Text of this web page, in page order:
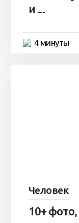
и ...
4 минуты
Человек
10+